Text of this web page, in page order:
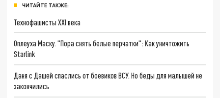
ЧИТАЙТЕ ТАКЖЕ:
Технофашисты XXI века
Оплеуха Маску. "Пора снять белые перчатки": Как уничтожить
Starlink
Даня с Дашей спаслись от боевиков ВСУ. Но беды для малышей не
закончились